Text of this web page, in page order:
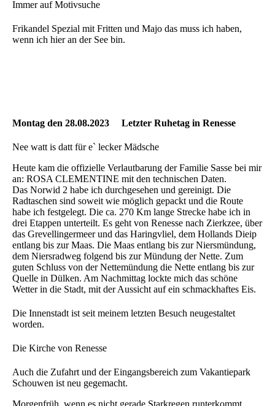
Immer auf Motivsuche
Frikandel Spezial mit Fritten und Majo das muss ich haben,
wenn ich hier an der See bin.
Montag den 28.08.2023 Letzter Ruhetag in Renesse
Nee watt is datt für e` lecker Mädsche
Heute kam die offizielle Verlautbarung der Familie Sasse bei mir
an: ROSA CLEMENTINE mit den technischen Daten.
Das Norwid 2 habe ich durchgesehen und gereinigt. Die
Radtaschen sind soweit wie möglich gepackt und die Route
habe ich festgelegt. Die ca. 270 Km lange Strecke habe ich in
drei Etappen unterteilt. Es geht von Renesse nach Zierkzee, über
das Grevellingermeer und das Haringvliel, dem Hollands Dieip
entlang bis zur Maas. Die Maas entlang bis zur Niersmündung,
dem Niersradweg folgend bis zur Mündung der Nette. Zum
guten Schluss von der Nettemündung die Nette entlang bis zur
Quelle in Dülken. Am Nachmittag lockte mich das schöne
Wetter in die Stadt, mit der Aussicht auf ein schmackhaftes Eis.
Die Innenstadt ist seit meinem letzten Besuch neugestaltet
worden.
Die Kirche von Renesse
Auch die Zufahrt und der Eingangsbereich zum Vakantiepark
Schouwen ist neu gegemacht.
Morgenfrüh, wenn es nicht gerade Starkregen runterkommt,